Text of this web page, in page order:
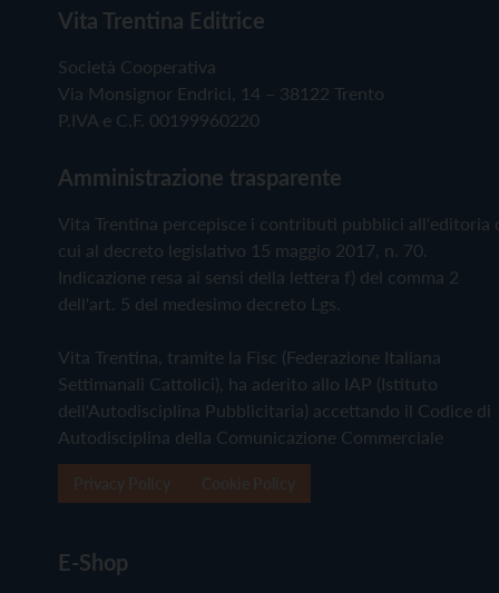
Vita Trentina Editrice
Società Cooperativa
Via Monsignor Endrici, 14 – 38122 Trento
P.IVA e C.F. 00199960220
Amministrazione trasparente
Vita Trentina percepisce i contributi pubblici all'editoria
cui al decreto legislativo 15 maggio 2017, n. 70.
Indicazione resa ai sensi della lettera f) del comma 2
dell'art. 5 del medesimo decreto Lgs.
Vita Trentina, tramite la Fisc (Federazione Italiana
Settimanali Cattolici), ha aderito allo IAP (Istituto
dell'Autodisciplina Pubblicitaria) accettando il Codice di
Autodisciplina della Comunicazione Commerciale
E-Shop